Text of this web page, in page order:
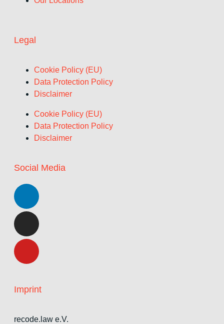
Legal
Cookie Policy (EU)
Data Protection Policy
Disclaimer
Cookie Policy (EU)
Data Protection Policy
Disclaimer
Social Media
Imprint
recode.law e.V.